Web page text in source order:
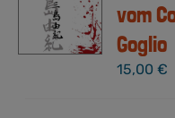
vom
Goglio
15,00€